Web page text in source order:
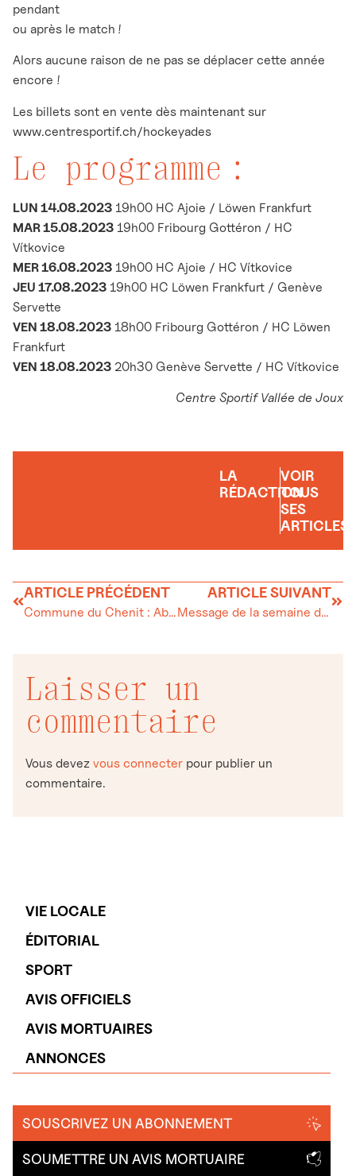
VIE LOCALE
ÉDITORIAL
SPORT
AVIS OFFICIELS
AVIS MORTUAIRES
ANNONCES
SOUSCRIVEZ UN ABONNEMENT
SOUMETTRE UN AVIS MORTUAIRE
pendant
ou après le match !
Alors aucune raison de ne pas se déplacer cette année
encore !
Les billets sont en vente dès maintenant sur
www.centresportif.ch/hockeyades
Le programme :
LUN 14.08.2023 19h00 HC Ajoie / Löwen Frankfurt
MAR 15.08.2023 19h00 Fribourg Gottéron / HC
Vítkovice
MER 16.08.2023 19h00 HC Ajoie / HC Vítkovice
JEU 17.08.2023 19h00 HC Löwen Frankfurt / Genève
Servette
VEN 18.08.2023 18h00 Fribourg Gottéron / HC Löwen
Frankfurt
VEN 18.08.2023 20h30 Genève Servette / HC Vítkovice
Centre Sportif Vallée de Joux
LA
RÉDACTION
VOIR
TOUS
SES
ARTICLES
ARTICLE PRÉCÉDENT
Commune du Chenit : Absence d’éclairage public la nuit du 12 au 13 août de 22h00 à 4h00
ARTICLE SUIVANT
Message de la semaine du 10 août 2023
Laisser un
commentaire
Vous devez vous connecter pour publier un
commentaire.